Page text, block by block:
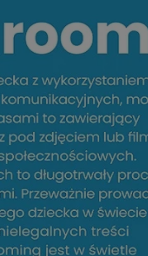
plików cookie nie można prawidłowo korzystać ze strony
/
przechowywania
Opis
1 rok
Ten plik cookie
Ten plik cookie
5 miesięcy 4
tygodnie
Ten plik cookie
użytkownika oraz jego
prywatności podczas
wybory dotyczące
zgody, zapewniając ich
wizytach. Dzięki temu
konfigurować swoich
zgodność z regulacjami
29 minut 59
sekund
Ten plik cookie służy
to korzystne dla
umożliwia tworzenie
korzystania z jej
4 tygodnie 2 dni
Ten plik cookie jest
Script.com do
zgody użytkownika na
aby baner cookie
29 minut 55
sekund
Ten plik cookie służy
to korzystne dla
umożliwia tworzenie
korzystania z jej